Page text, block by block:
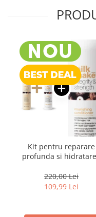
Kit pentru reparare
profunda si
Milk Shake Integrity &
Strength Nourishing
220,00 Lei
109,99 Lei